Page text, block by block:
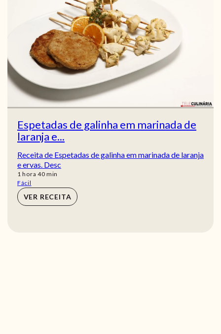
Espetadas de galinha em marinada de
laranja e...
Receita de Espetadas de galinha em marinada de laranja
e ervas. Desc
1 hora
hora 40min
min
Fácil
VER RECEITA